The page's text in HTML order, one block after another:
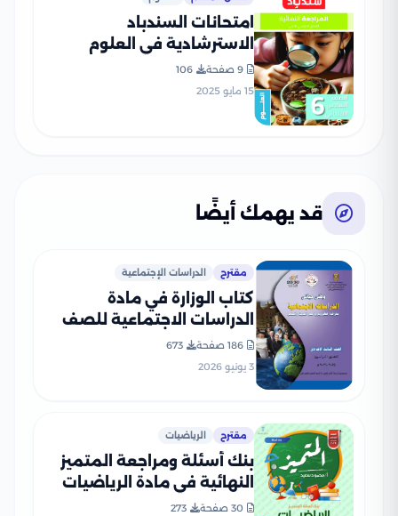
امتحانات السندباد
الاسترشادية في العلوم
للصف السادس الابتدائي الترم
الثاني PDF بالاجابات
9 صفحة
106
15 مايو 2025
قد يهمك أيضًا
مقترح الدراسات الإجتماعية
كتاب الوزارة في مادة
الدراسات الاجتماعية للصف
PDF
186 صفحة
673
3 يونيو 2026
مقترح الرياضيات
بنك أسئلة ومراجعة المتميز
النهائية في مادة الرياضيات
للصف السادس الابتدائي الترم
30 صفحة
273